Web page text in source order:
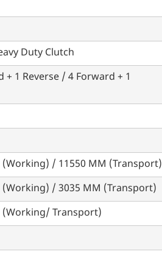
Duty Clutch
+ 1 Reverse / 4 Forward + 1
(Working) / 11550 MM (Transport)
(Working) / 3035 MM (Transport)
(Working/ Transport)